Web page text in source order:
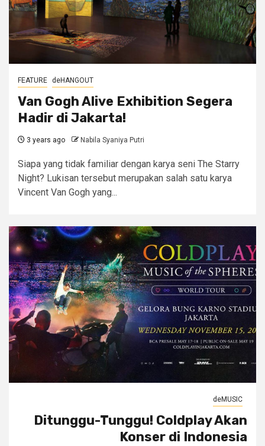
FEATURE deHANGOUT
Van Gogh Alive Exhibition Segera
Hadir di Jakarta!
3 years ago Nabila Syaniya Putri
Siapa yang tidak familiar dengan karya seni The Starry
Night? Lukisan tersebut merupakan salah satu karya
Vincent Van Gogh yang...
deMUSIC
Ditunggu-Tunggu! Coldplay Akan
Konser di Indonesia